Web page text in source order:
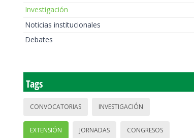
Investigación
Noticias institucionales
Debates
Tags
CONVOCATORIAS INVESTIGACIÓN
EXTENSIÓN JORNADAS CONGRESOS